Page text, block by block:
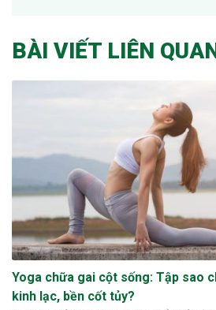
BÀI VIẾT LIÊN
Yoga chữa gai cột sống: Tập sao
kinh lạc, bền cốt tủy?